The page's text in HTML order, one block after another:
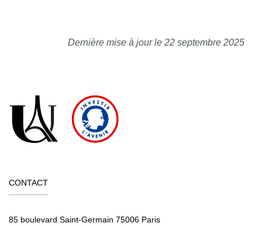
Dernière mise à jour le 22 septembre 2025
CONTACT
85 boulevard Saint-Germain 75006 Paris